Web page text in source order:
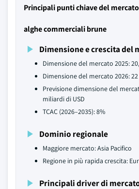
Principali punti chiave del
alghe commerciali brune
Dimensione e crescita del
Dimensione del mercato 2025:
Dimensione del mercato 2026:
Previsione dimensione del
miliardi di USD
TCAC (2026–2035): 8%
Dominio regionale
Maggiore mercato: Asia Pacifico
Regione in più rapida crescita:
Principali driver di